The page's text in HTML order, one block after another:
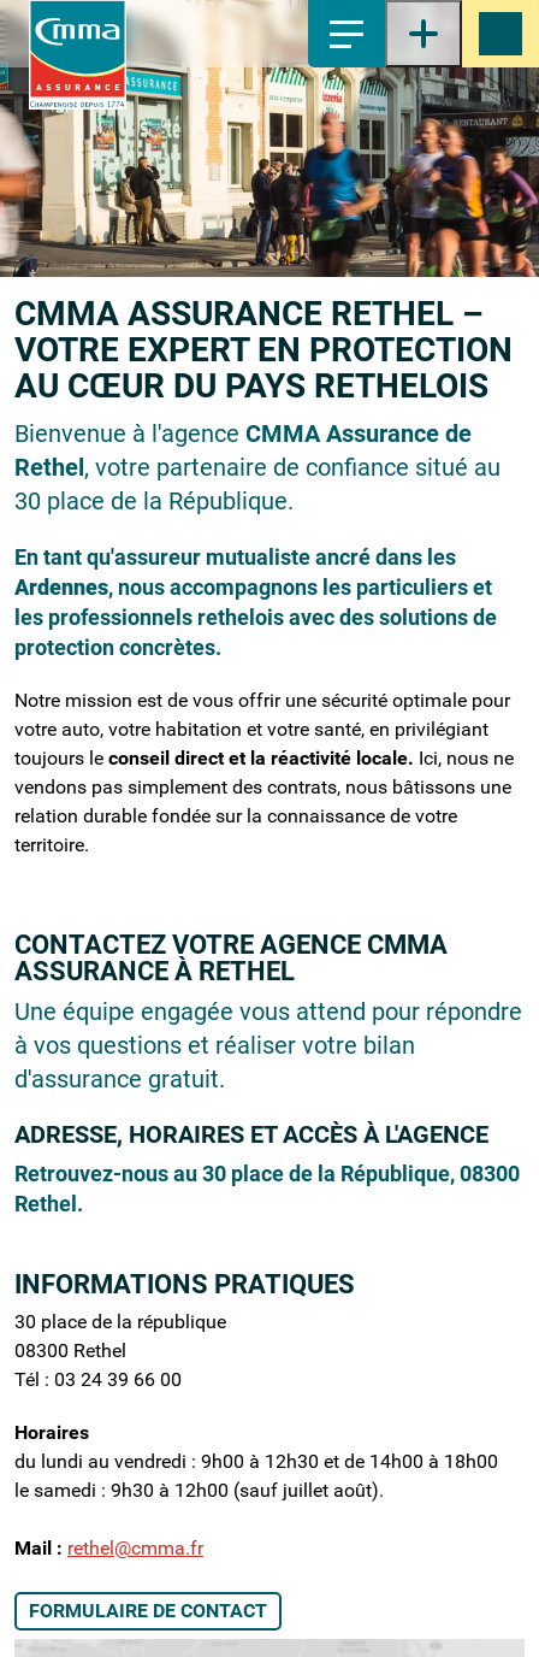
1- Contenu principal
2-Menu principal
3-Pied de page
4-Recherche
CMMA ASSURANCE RETHEL –
VOTRE EXPERT EN PROTECTION
AU CŒUR DU PAYS RETHELOIS
Bienvenue à l'agence CMMA Assurance de
Rethel, votre partenaire de confiance situé au
30 place de la République.
En tant qu'assureur mutualiste ancré dans les
Ardennes, nous accompagnons les particuliers et
les professionnels rethelois avec des solutions de
protection concrètes.
Notre mission est de vous offrir une sécurité optimale pour
votre auto, votre habitation et votre santé, en privilégiant
toujours le conseil direct et la réactivité locale. Ici, nous ne
vendons pas simplement des contrats, nous bâtissons une
relation durable fondée sur la connaissance de votre
territoire.
CONTACTEZ VOTRE AGENCE CMMA
ASSURANCE À RETHEL
Une équipe engagée vous attend pour répondre
à vos questions et réaliser votre bilan
d'assurance gratuit.
ADRESSE, HORAIRES ET ACCÈS À L'AGENCE
Retrouvez-nous au 30 place de la République, 08300
Rethel.
INFORMATIONS PRATIQUES
30 place de la république
08300 Rethel
Tél : 03 24 39 66 00
Horaires
du lundi au vendredi : 9h00 à 12h30 et de 14h00 à 18h00
le samedi : 9h30 à 12h00 (sauf juillet août).
Mail : rethel@cmma.fr
FORMULAIRE DE CONTACT